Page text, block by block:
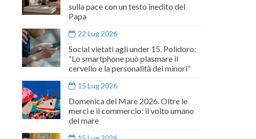
sulla pace con un testo inedito del
Papa
22 Lug 2026
Social vietati agli under 15. Polidoro:
“Lo smartphone può plasmare il
cervello e la personalità dei minori”
15 Lug 2026
Domenica del Mare 2026. Oltre le
merci e il commercio: il volto umano
del mare